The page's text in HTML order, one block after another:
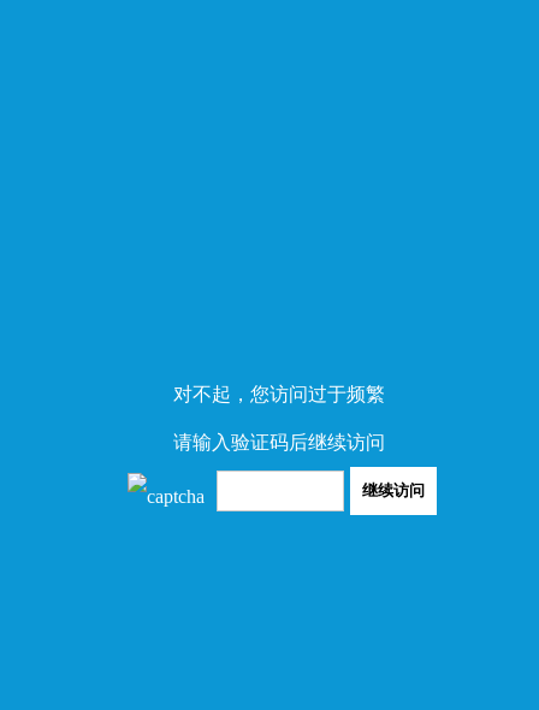
对不起，您访问过于频繁
请输入验证码后继续访问
继续访问